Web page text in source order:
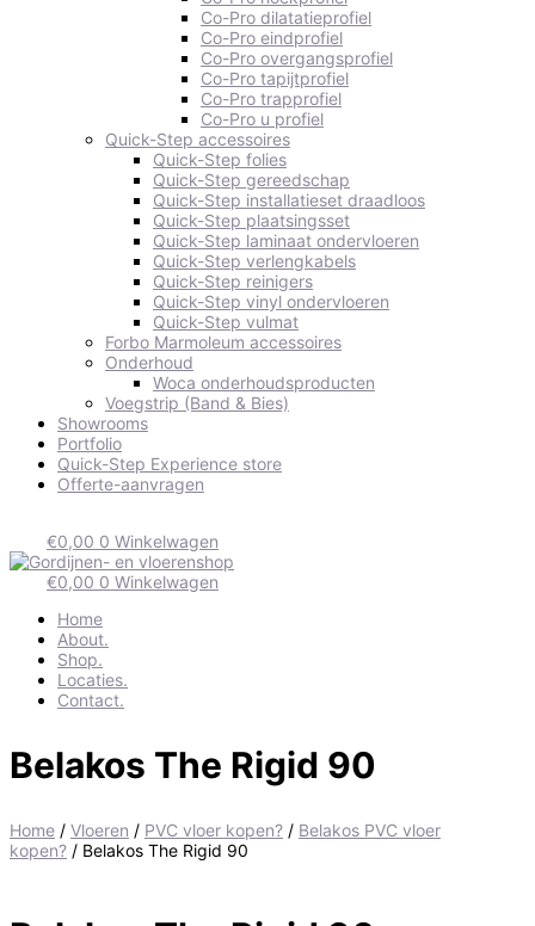
Co-Pro dilatatieprofiel
Co-Pro eindprofiel
Co-Pro overgangsprofiel
Co-Pro tapijtprofiel
Co-Pro trapprofiel
Co-Pro u profiel
Quick-Step accessoires
Quick-Step folies
Quick-Step gereedschap
Quick-Step installatieset draadloos
Quick-Step plaatsingsset
Quick-Step laminaat ondervloeren
Quick-Step verlengkabels
Quick-Step reinigers
Quick-Step vinyl ondervloeren
Quick-Step vulmat
Forbo Marmoleum accessoires
Onderhoud
Woca onderhoudsproducten
Voegstrip (Band & Bies)
Showrooms
Portfolio
Quick-Step Experience store
Offerte-aanvragen
€0,00 0 Winkelwagen
€0,00 0 Winkelwagen
Home
About.
Shop.
Locaties.
Contact.
Belakos The Rigid 90
Home / Vloeren / PVC vloer kopen? / Belakos PVC vloer
kopen? / Belakos The Rigid 90